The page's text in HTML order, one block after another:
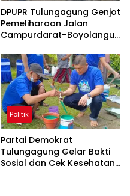
DPUPR Tulungagung Genjot
Pemeliharaan Jalan
Campurdarat–Boyolangu,
Diperbaiki
Politik
Partai Demokrat
Tulungagung Gelar Bakti
Sosial dan Cek Kesehatan